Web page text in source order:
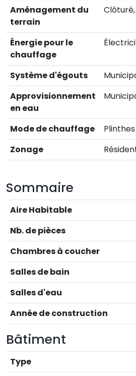
Aménagement du
terrain
Énergie pour le
chauffage
Système d'égouts
Approvisionnement
en eau
Mode de chauffage
Zonage
Sommaire
Aire Habitable
Nb. de pièces
Chambres à coucher
Salles de bain
Salles d'eau
Année de construction
Bâtiment
Type